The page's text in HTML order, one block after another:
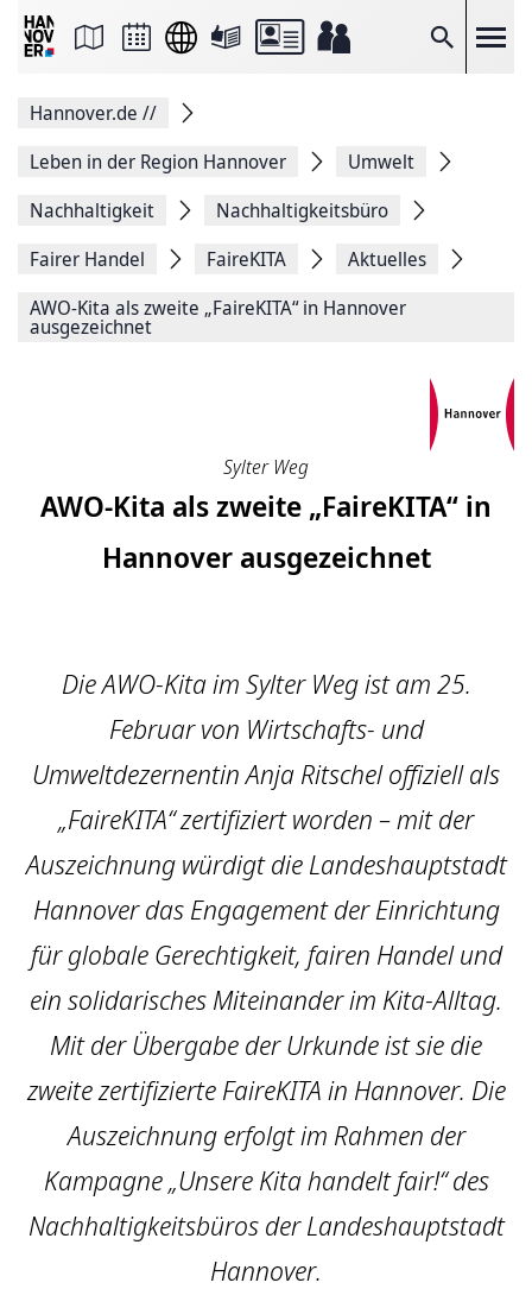
Suche
Seite
Facebook
teilen
Seitenlink
Seite
Hannover.de //
Leben in der Region Hannover
Umwelt
Nachhaltigkeit
Nachhaltigkeitsbüro
Fairer Handel
FaireKITA
Aktuelles
AWO-Kita als zweite „FaireKITA“ in Hannover
ausgezeichnet
Sylter Weg
AWO-Kita als zweite „FaireKITA“ in
Hannover ausgezeichnet
Die AWO-Kita im Sylter Weg ist am 25.
Februar von Wirtschafts- und
Umweltdezernentin Anja Ritschel offiziell als
„FaireKITA“ zertifiziert worden – mit der
Auszeichnung würdigt die Landeshauptstadt
Hannover das Engagement der Einrichtung
für globale Gerechtigkeit, fairen Handel und
ein solidarisches Miteinander im Kita-Alltag.
Mit der Übergabe der Urkunde ist sie die
zweite zertifizierte FaireKITA in Hannover. Die
Auszeichnung erfolgt im Rahmen der
Kampagne „Unsere Kita handelt fair!“ des
Nachhaltigkeitsbüros der Landeshauptstadt
Hannover.